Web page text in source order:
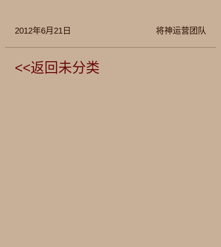
将神运营团队
2012年6月21日
<<返回未分类